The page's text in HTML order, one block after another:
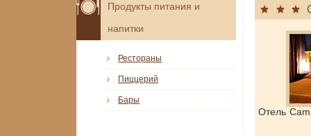
Отель
Продукты питания и
напитки
Рестораны
Пиццерий
Бары